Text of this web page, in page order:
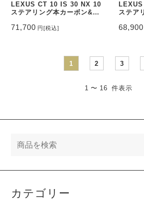
LEXUS CT 10 IS 30 NX 10
ステアリング本カーボン&パ
有り CEEHOR-392_CARO
71,700 円[税込]
ステア
無し
68,900
1 2 3
1 〜 16 件表示
カテゴリー